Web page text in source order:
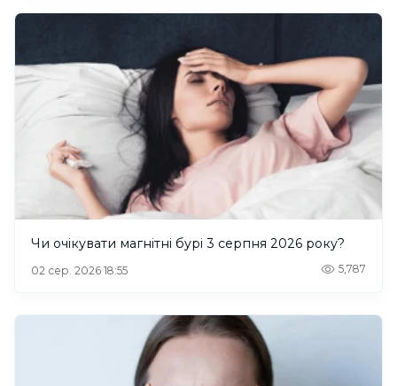
Чи очікувати магнітні бурі 3 серпня 2026 року?
02 сер. 2026 18:55 5,787